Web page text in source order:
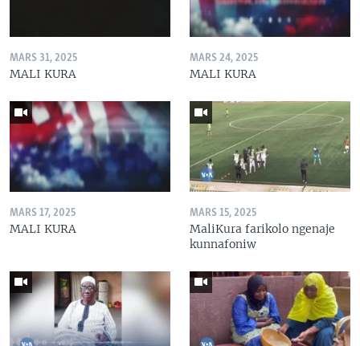
MARS 31, 2025
MALI KURA
MARS 24, 2025
MALI KURA
MARS 17, 2025
MALI KURA
MARS 15, 2025
MaliKura farikolo ngenaje
kunnafoniw